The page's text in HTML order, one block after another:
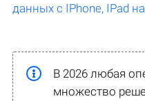
данных с IPhone, IPad
В 2026 любая
множество